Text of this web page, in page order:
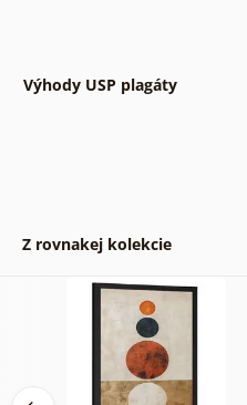
Výhody USP plagáty
Z rovnakej kolekcie